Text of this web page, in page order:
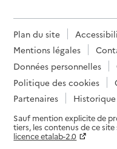
Plan du site
Mentions légales
Données personnelles
Politique des cookies
Partenaires
Sauf mention explicite de
tiers, les contenus de ce
licence etalab-2.0